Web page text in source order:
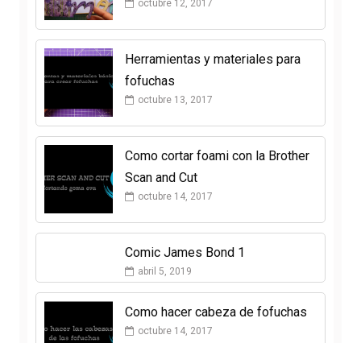
octubre 12, 2017
Herramientas y materiales para
fofuchas
octubre 13, 2017
Como cortar foami con la Brother
Scan and Cut
octubre 14, 2017
Comic James Bond 1
abril 5, 2019
Como hacer cabeza de fofuchas
octubre 14, 2017